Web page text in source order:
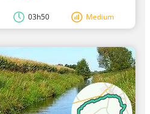
03h50 Medium